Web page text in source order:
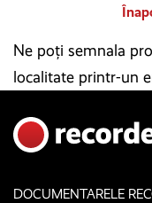
Ne poți semnala
localitate printr-un
DOCUMENTARELE